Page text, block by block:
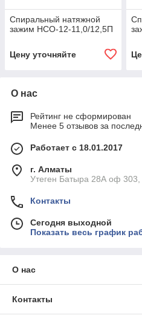
Спиральный натяжной
зажим НСО-12-11,0/12,5П
Цену уточняйте
О нас
Рейтинг не сформирован
Менее 5 отзывов за
Работает с 18.01.2017
г. Алматы
Утеген Батыра 28А оф 303,
Контакты
Сегодня выходной
Показать весь график
О нас
Контакты